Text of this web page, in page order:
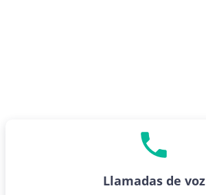
Llamadas de voz